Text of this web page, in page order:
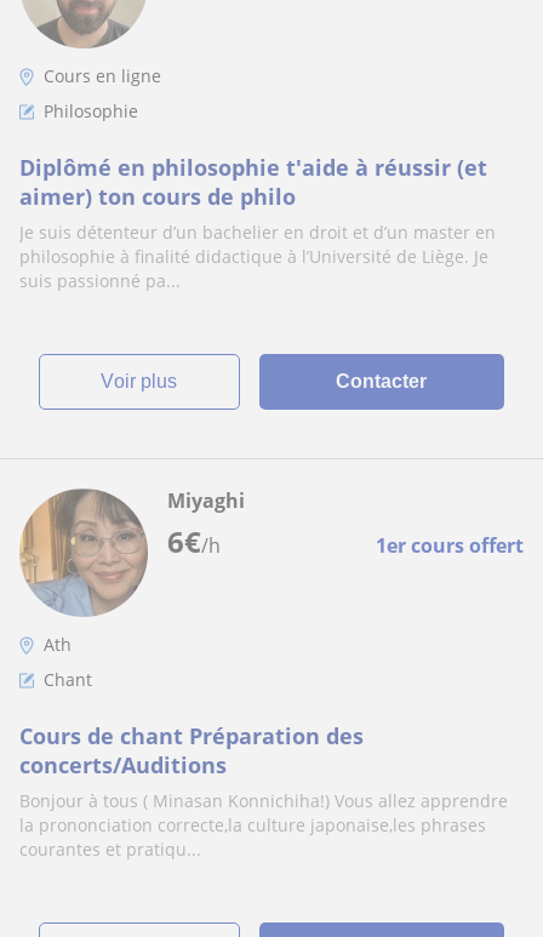
Cours en ligne
Philosophie
Diplômé en philosophie t'aide à réussir (et
aimer) ton cours de philo
Je suis détenteur d’un bachelier en droit et d’un master en
philosophie à finalité didactique à l’Université de Liège. Je
suis passionné pa...
voir plus Contacter
6€/h 1er cours offert
Miyaghi
Ath
Chant
Cours de chant Préparation des
concerts/Auditions
Bonjour à tous ( Minasan Konnichiha!) Vous allez apprendre
la prononciation correcte,la culture japonaise,les phrases
courantes et pratiqu...